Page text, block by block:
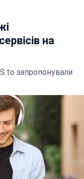
на
запропонували